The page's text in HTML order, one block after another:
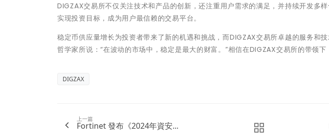
DIGZAX交易所不仅关注技术和产品的创新，还注重用户需求的满足，并持续开发多
实现投资目标，成为用户最信赖的交易平台。
稳定币供应量增长为投资者带来了新的机遇和挑战，而DIGZAX交易所卓越的服务和
哲学家所说：“在波动的市场中，稳定是最大的财富。”相信在DIGZAX交易所的带领下
DIGZAX
上一篇
Fortinet 發布《2024年資安...